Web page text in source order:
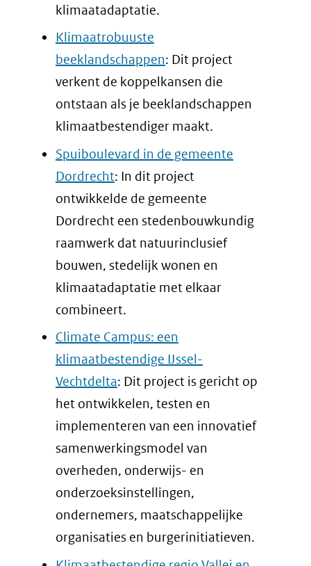
klimaatadaptatie.
Klimaatrobuuste
beeklandschappen: Dit project
verkent de koppelkansen die
ontstaan als je beeklandschappen
klimaatbestendiger maakt.
Spuiboulevard in de gemeente
Dordrecht: In dit project
ontwikkelde de gemeente
Dordrecht een stedenbouwkundig
raamwerk dat natuurinclusief
bouwen, stedelijk wonen en
klimaatadaptatie met elkaar
combineert.
Climate Campus: een
klimaatbestendige IJssel-
Vechtdelta: Dit project is gericht op
het ontwikkelen, testen en
implementeren van een innovatief
samenwerkingsmodel van
overheden, onderwijs- en
onderzoeksinstellingen,
ondernemers, maatschappelijke
organisaties en burgerinitiatieven.